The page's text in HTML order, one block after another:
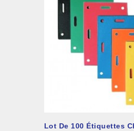
Lot De 100 Étiquettes